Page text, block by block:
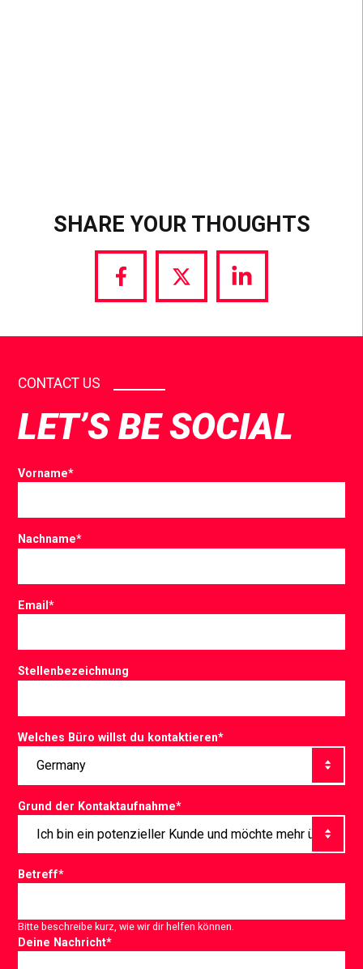
SHARE YOUR THOUGHTS
Share
via
Share
via
Share
via
CONTACT US
LET’S BE SOCIAL
Vorname*
Nachname*
Email*
Stellenbezeichnung
Welches Büro willst du kontaktieren*
Grund der Kontaktaufnahme*
Betreff*
Bitte beschreibe kurz, wie wir dir helfen können.
Deine Nachricht*